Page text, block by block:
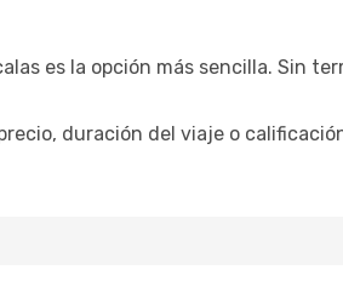
es la opción más sencilla. Sin
duración del viaje o